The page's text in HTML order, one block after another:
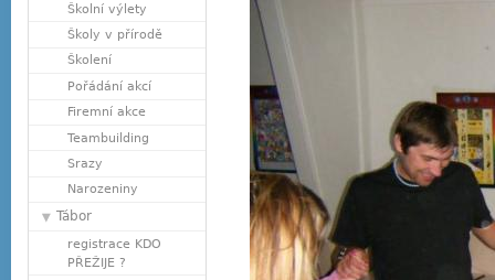
Školní výlety
Školy v přírodě
Školení
Pořádání akcí
Firemní akce
Teambuilding
Srazy
Narozeniny
Tábor
registrace KDO
PŘEŽIJE ?